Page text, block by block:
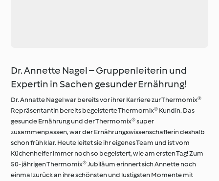
Dr. Annette Nagel – Gruppenleiterin und
Expertin in Sachen gesunder Ernährung!
Dr. Annatte Nagel war bereits vor ihrer Karriere zur Thermomix®
Repräsentantin bereits begeisterte Thermomix® Kundin. Das
gesunde Ernährung und der Thermomix® super
zusammenpassen, war der Ernährungswissenschaflerin deshalb
schon früh klar. Heute leitet sie ihr eigenes Team und ist vom
Küchenhelfer immer noch so begeistert, wie am ersten Tag! Zum
50-jährigen Thermomix® Jubiläum erinnert sich Annette noch
einmal zurück an ihre schönsten und lustigsten Momente mit